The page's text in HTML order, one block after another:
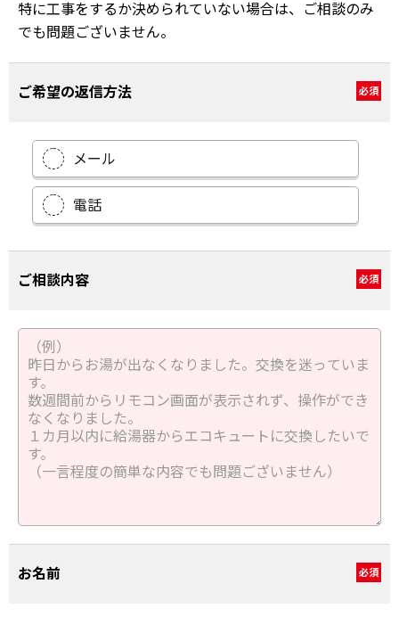
特に工事をするか決められていない場合は、ご相談のみ
でも問題ございません。
ご希望の返信方法 必須
メール
電話
ご相談内容 必須
お名前 必須